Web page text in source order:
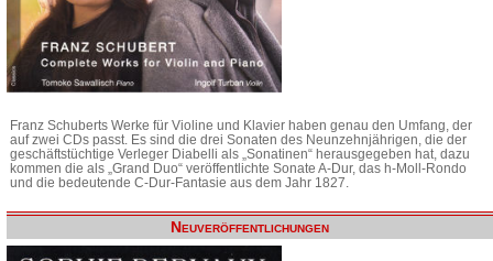
Franz Schuberts Werke für Violine und Klavier haben genau den Umfang, der
auf zwei CDs passt. Es sind die drei Sonaten des Neunzehnjährigen, die der
geschäftstüchtige Verleger Diabelli als „Sonatinen“ herausgegeben hat, dazu
kommen die als „Grand Duo“ veröffentlichte Sonate A-Dur, das h-Moll-Rondo
und die bedeutende C-Dur-Fantasie aus dem Jahr 1827.
Neuveröffentlichungen